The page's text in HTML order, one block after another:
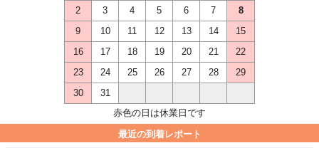
2
3 4 5 6 7
8
9
10 11 12 13 14
15
16
17 18 19 20 21
22
23
24 25 26 27 28
29
30
31
赤色の日は休業日です
最近の到着レポート